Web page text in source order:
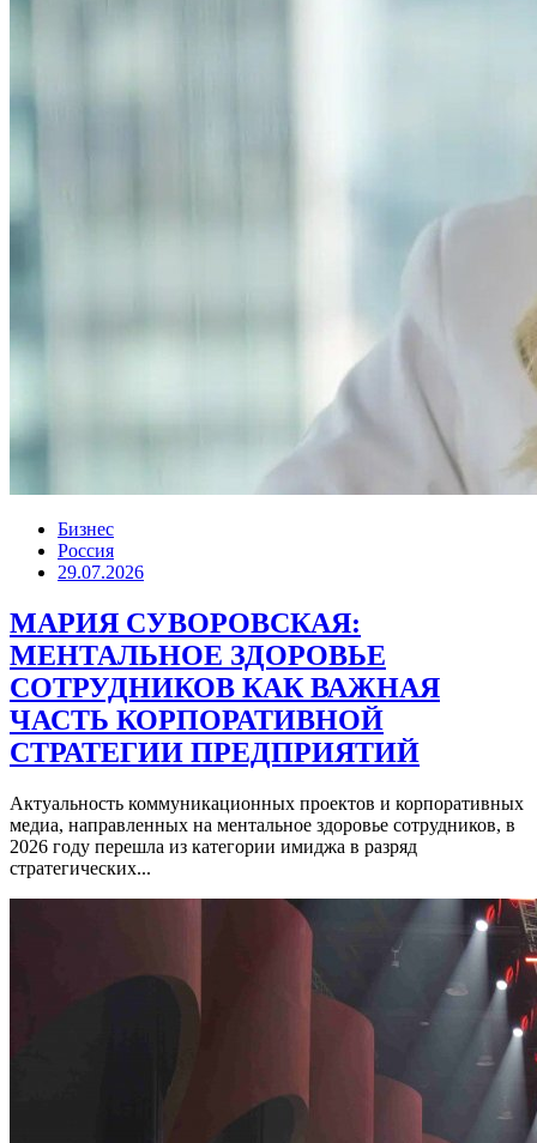
Бизнес
Россия
29.07.2026
МАРИЯ СУВОРОВСКАЯ:
МЕНТАЛЬНОЕ ЗДОРОВЬЕ
СОТРУДНИКОВ КАК ВАЖНАЯ
ЧАСТЬ КОРПОРАТИВНОЙ
СТРАТЕГИИ ПРЕДПРИЯТИЙ
Актуальность коммуникационных проектов и корпоративных
медиа, направленных на ментальное здоровье сотрудников, в
2026 году перешла из категории имиджа в разряд
стратегических...